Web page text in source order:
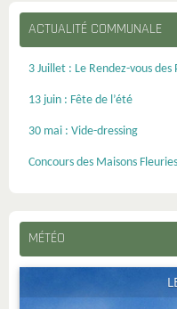
ACTUALITÉ COMMUNALE
3 Juillet : Le Rendez-vous
13 juin : Fête de l’été
30 mai : Vide-dressing
Concours des Maisons Fleuries
MÉTÉO